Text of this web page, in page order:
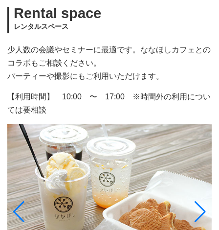
Rental space
レンタルスペース
少人数の会議やセミナーに最適です。ななほしカフェとの
コラボもご相談ください。
パーティーや撮影にもご利用いただけます。
【利用時間】 10:00 〜 17:00 ※時間外の利用につい
ては要相談